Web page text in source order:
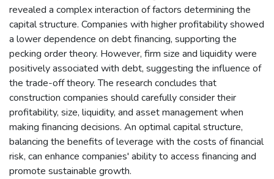
revealed a complex interaction of factors determining the
capital structure. Companies with higher profitability showed
a lower dependence on debt financing, supporting the
pecking order theory. However, firm size and liquidity were
positively associated with debt, suggesting the influence of
the trade-off theory. The research concludes that
construction companies should carefully consider their
profitability, size, liquidity, and asset management when
making financing decisions. An optimal capital structure,
balancing the benefits of leverage with the costs of financial
risk, can enhance companies' ability to access financing and
promote sustainable growth.